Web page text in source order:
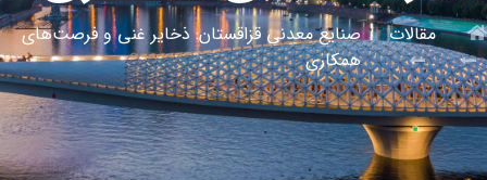
مقالات
صنایع معدنی قزاقستان: ذخایر غنی و فرصت‌های
همکاری